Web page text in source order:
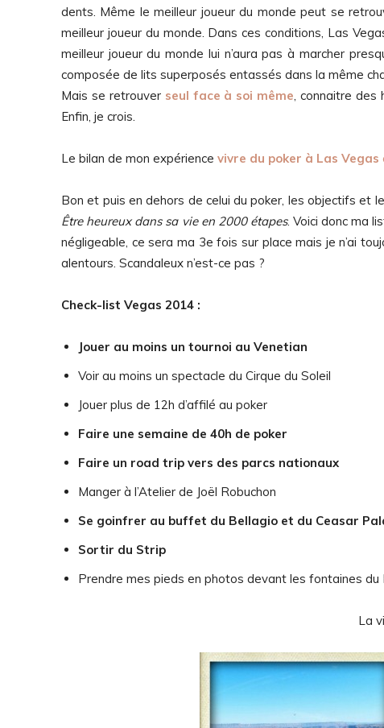
dents. Même le meilleur joueur du monde peut se
meilleur joueur du monde. Dans ces conditions, Las
meilleur joueur du monde lui n’aura pas à marcher
composée de lits superposés entassés dans la même
Mais se retrouver seul face à soi même, connaitre des
Enfin, je crois.
Le bilan de mon expérience vivre du poker à Las Vegas
Bon et puis en dehors de celui du poker, les objectifs et
Être heureux dans sa vie en 2000 étapes. Voici donc ma
négligeable, ce sera ma 3e fois sur place mais je n’ai
alentours. Scandaleux n’est-ce pas ?
Check-list Vegas 2014 :
Jouer au moins un tournoi au Venetian
Voir au moins un spectacle du Cirque du Soleil
Jouer plus de 12h d’affilé au poker
Faire une semaine de 40h de poker
Faire un road trip vers des parcs nationaux
Manger à l’Atelier de Joël Robuchon
Se goinfrer au buffet du Bellagio et du Ceasar
Sortir du Strip
Prendre mes pieds en photos devant les fontaines du
La